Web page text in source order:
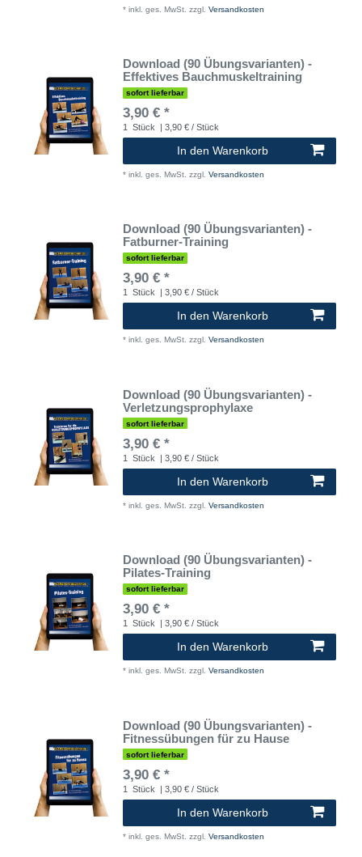
* inkl. ges. MwSt. zzgl. Versandkosten
Download (90 Übungsvarianten) -
Effektives Bauchmuskeltraining
sofort lieferbar
3,90 € *
1 Stück | 3,90 € / Stück
In den Warenkorb
* inkl. ges. MwSt. zzgl. Versandkosten
Download (90 Übungsvarianten) -
Fatburner-Training
sofort lieferbar
3,90 € *
1 Stück | 3,90 € / Stück
In den Warenkorb
* inkl. ges. MwSt. zzgl. Versandkosten
Download (90 Übungsvarianten) -
Verletzungsprophylaxe
sofort lieferbar
3,90 € *
1 Stück | 3,90 € / Stück
In den Warenkorb
* inkl. ges. MwSt. zzgl. Versandkosten
Download (90 Übungsvarianten) -
Pilates-Training
sofort lieferbar
3,90 € *
1 Stück | 3,90 € / Stück
In den Warenkorb
* inkl. ges. MwSt. zzgl. Versandkosten
Download (90 Übungsvarianten) -
Fitnessübungen für zu Hause
sofort lieferbar
3,90 € *
1 Stück | 3,90 € / Stück
In den Warenkorb
* inkl. ges. MwSt. zzgl. Versandkosten